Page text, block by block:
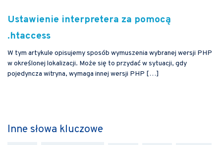
Ustawienie interpretera za pomocą
.htaccess
W tym artykule opisujemy sposób wymuszenia wybranej wersji PHP
w określonej lokalizacji. Może się to przydać w sytuacji, gdy
pojedyncza witryna, wymaga innej wersji PHP […]
Inne słowa kluczowe